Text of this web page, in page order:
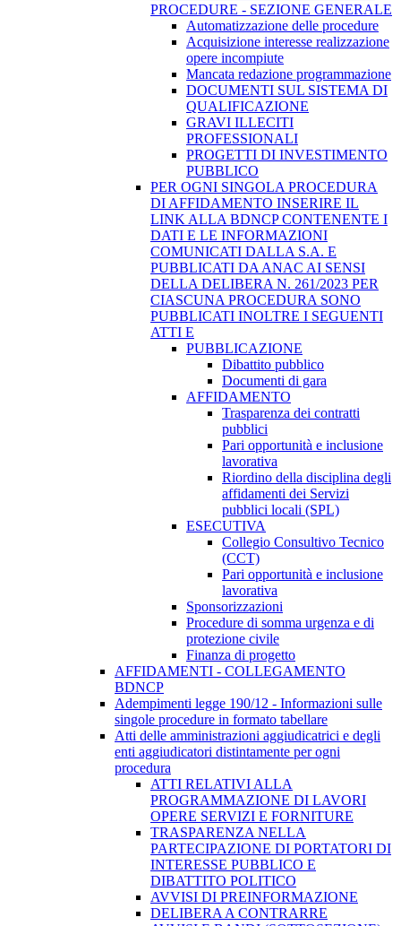
PROCEDURE - SEZIONE GENERALE
Automatizzazione delle procedure
Acquisizione interesse realizzazione
opere incompiute
Mancata redazione programmazione
DOCUMENTI SUL SISTEMA DI
QUALIFICAZIONE
GRAVI ILLECITI
PROFESSIONALI
PROGETTI DI INVESTIMENTO
PUBBLICO
PER OGNI SINGOLA PROCEDURA
DI AFFIDAMENTO INSERIRE IL
LINK ALLA BDNCP CONTENENTE I
DATI E LE INFORMAZIONI
COMUNICATI DALLA S.A. E
PUBBLICATI DA ANAC AI SENSI
DELLA DELIBERA N. 261/2023 PER
CIASCUNA PROCEDURA SONO
PUBBLICATI INOLTRE I SEGUENTI
ATTI E
PUBBLICAZIONE
Dibattito pubblico
Documenti di gara
AFFIDAMENTO
Trasparenza dei contratti
pubblici
Pari opportunità e inclusione
lavorativa
Riordino della disciplina degli
affidamenti dei Servizi
pubblici locali (SPL)
ESECUTIVA
Collegio Consultivo Tecnico
(CCT)
Pari opportunità e inclusione
lavorativa
Sponsorizzazioni
Procedure di somma urgenza e di
protezione civile
Finanza di progetto
AFFIDAMENTI - COLLEGAMENTO
BDNCP
Adempimenti legge 190/12 - Informazioni sulle
singole procedure in formato tabellare
Atti delle amministrazioni aggiudicatrici e degli
enti aggiudicatori distintamente per ogni
procedura
ATTI RELATIVI ALLA
PROGRAMMAZIONE DI LAVORI
OPERE SERVIZI E FORNITURE
TRASPARENZA NELLA
PARTECIPAZIONE DI PORTATORI DI
INTERESSE PUBBLICO E
DIBATTITO POLITICO
AVVISI DI PREINFORMAZIONE
DELIBERA A CONTRARRE